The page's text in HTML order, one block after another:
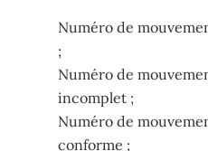
Numéro de
;
Numéro de
incomplet ;
Numéro de
conforme ;